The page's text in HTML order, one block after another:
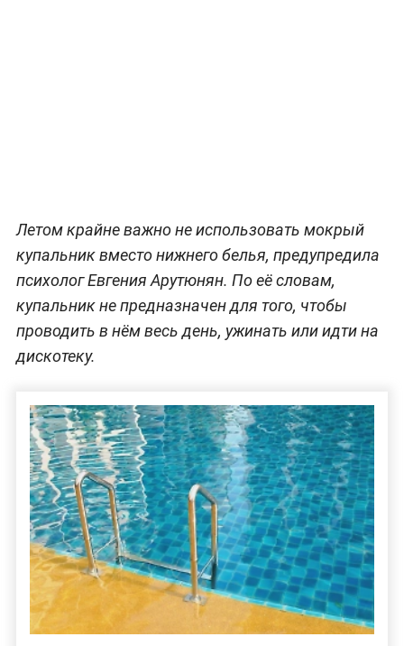
Летом крайне важно не использовать мокрый
купальник вместо нижнего белья, предупредила
психолог Евгения Арутюнян. По её словам,
купальник не предназначен для того, чтобы
проводить в нём весь день, ужинать или идти на
дискотеку.